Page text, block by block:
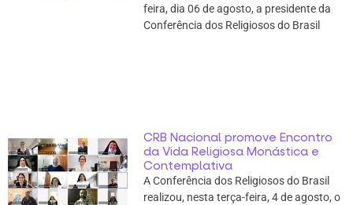
feira, dia 06 de agosto, a presidente da
Conferência dos Religiosos do Brasil
CRB Nacional promove Encontro
da Vida Religiosa Monástica e
Contemplativa
A Conferência dos Religiosos do Brasil
realizou, nesta terça-feira, 4 de agosto, o